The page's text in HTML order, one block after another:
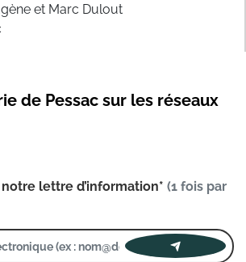
et Marc Dulout
de Pessac sur les réseaux
lettre d’information* (1 fois par